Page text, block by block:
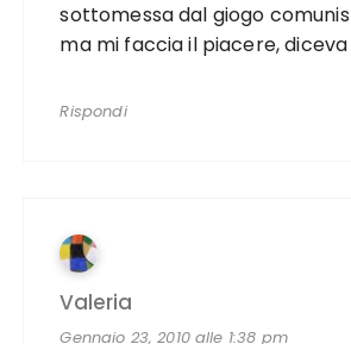
sottomessa dal giogo
ma mi faccia il piacere,
Rispondi
Valeria
Gennaio 23, 2010 alle 1:38 pm